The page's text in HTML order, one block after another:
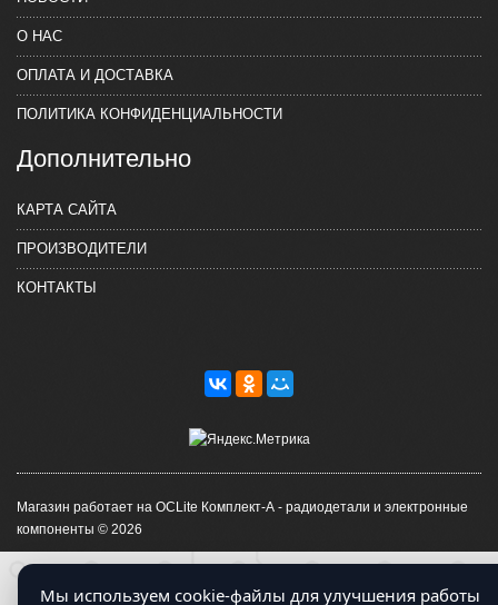
О НАС
ОПЛАТА И ДОСТАВКА
ПОЛИТИКА КОНФИДЕНЦИАЛЬНОСТИ
Дополнительно
КАРТА САЙТА
ПРОИЗВОДИТЕЛИ
КОНТАКТЫ
Магазин работает на OCLite Комплект-А - радиодетали и электронные
компоненты © 2026
Мы используем cookie-файлы для улучшения работы